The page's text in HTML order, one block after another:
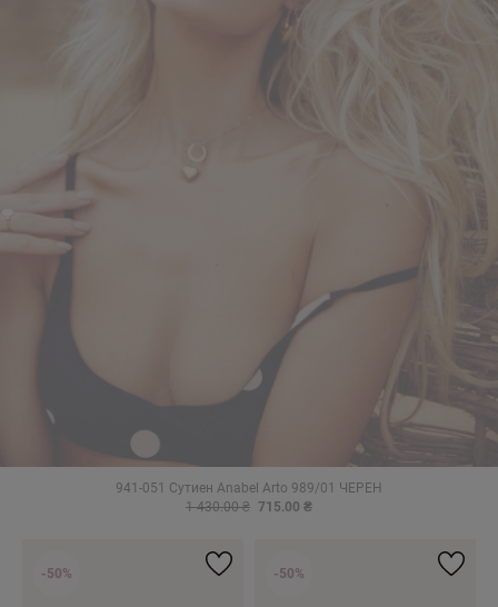
941-051 Сутиен Anabel Arto 989/01 ЧЕРЕН
1 430.00 ₴ 715.00 ₴
-50% -50%